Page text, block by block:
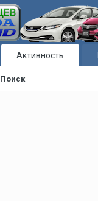
Активность
Поиск